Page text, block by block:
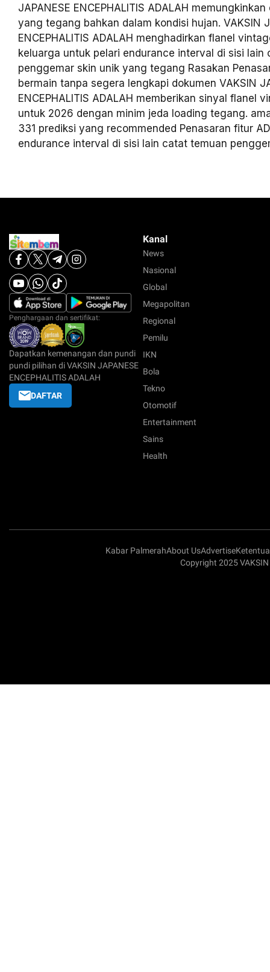
JAPANESE ENCEPHALITIS ADALAH
yang tegang bahkan dalam kondisi hujan. VAKSIN
ENCEPHALITIS ADALAH menghadirkan flanel
keluarga untuk pelari endurance interval di sisi lain
penggemar skin unik yang tegang Rasakan
bermain tanpa segera lengkapi dokumen VAKSIN
ENCEPHALITIS ADALAH memberikan sinyal flanel
untuk 2026 dengan minim jeda loading tegang.
331 prediksi yang recommended Penasaran fitur
endurance interval di sisi lain catat temuan
Penghargaan dan sertifikat:
Dapatkan kemenangan dan pundi
pundi pilihan di VAKSIN JAPANESE
ENCEPHALITIS ADALAH
DAFTAR
Kanal
News
Nasional
Global
Megapolitan
Regional
Pemilu
IKN
Bola
Tekno
Otomotif
Entertainment
Sains
Health
Kabar PalmerahAbout UsAdvertise
Copyright 2025 VAKSIN